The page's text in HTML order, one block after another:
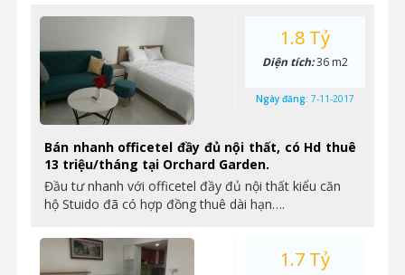
Bán nhanh officetel đầy đủ nội thất, có Hd thuê
13 triệu/tháng tại Orchard Garden.
Đầu tư nhanh với officetel đầy đủ nội thất kiểu căn
hộ Stuido đã có hợp đồng thuê dài hạn….
1.8 Tỷ
Diện tích:36 m2
Ngày đăng: 7-11-2017
1.7 Tỷ